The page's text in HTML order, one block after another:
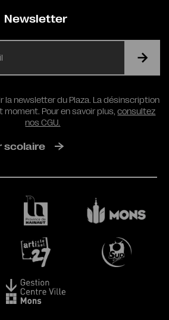
Newsletter
RGPD
la newsletter du Plaza. La désinscription
moment. Pour en savoir plus,consultez
nos CGU.
scolaire